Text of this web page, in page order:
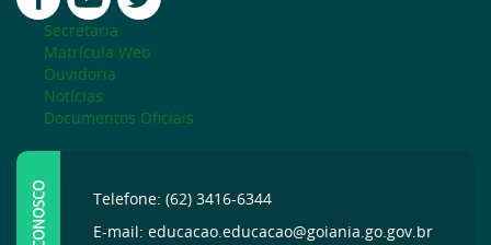
Secretaria
Matrícula Web
Ouvidoria
Notícias
Documentos Oficiais
Telefone: (62) 3416-6344
E-mail: educacao.educacao@goiania.go.gov.br